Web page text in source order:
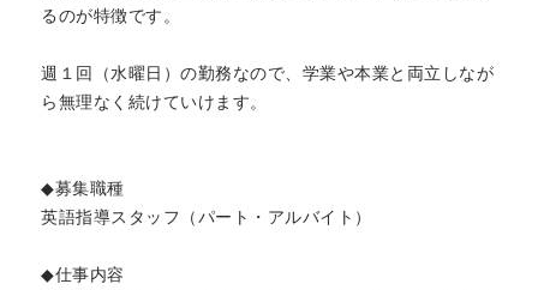
るのが特徴です。
週１回（水曜日）の勤務なので、学業や本業と両立しなが
ら無理なく続けていけます。
◆募集職種
英語指導スタッフ（パート・アルバイト）
◆仕事内容